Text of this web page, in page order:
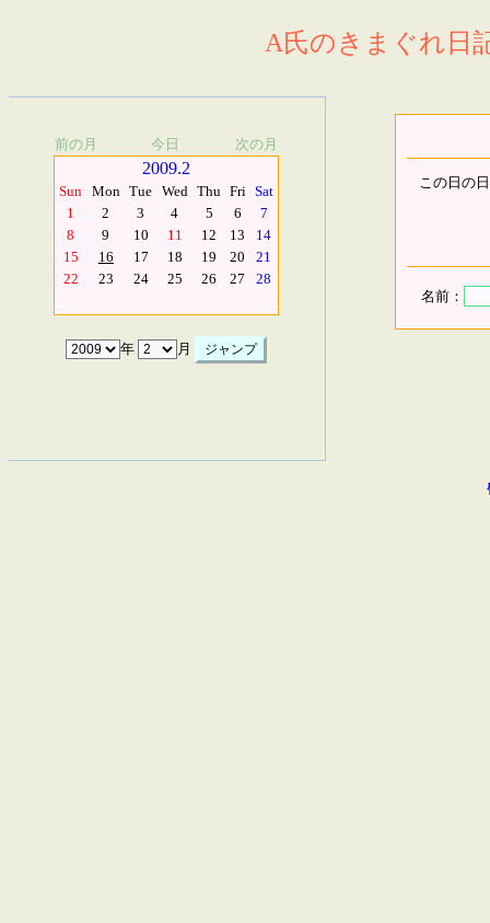
A氏のきまぐれ日
前の月 今日 次の月
2009.2
Sun Mon Tue Wed Thu Fri Sat
1
2 3 4 5 6
7
8
9 10 11 12 13
14
15
16 17 18 19 20
21
22
23 24 25 26 27 28
年 月
この日の
名前：